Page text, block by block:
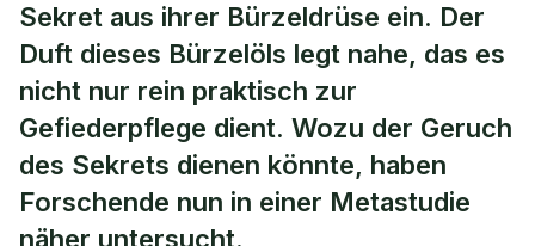
Sekret aus ihrer Bürzeldrüse ein. Der
Duft dieses Bürzelöls legt nahe, das es
nicht nur rein praktisch zur
Gefiederpflege dient. Wozu der Geruch
des Sekrets dienen könnte, haben
Forschende nun in einer Metastudie
näher untersucht.